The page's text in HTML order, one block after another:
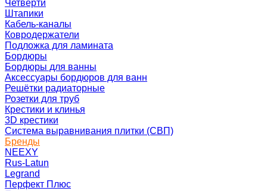
Четверти
Штапики
Кабель-каналы
Ковродержатели
Подложка для ламината
Бордюры
Бордюры для ванны
Аксессуары бордюров для ванн
Решётки радиаторные
Розетки для труб
Крестики и клинья
3D крестики
Система выравнивания плитки (СВП)
Бренды
NEEXY
Rus-Latun
Legrand
Перфект Плюс